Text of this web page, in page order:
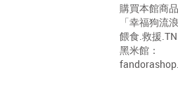
購買本館商
「幸福狗流
餵食.救援
黑米館：